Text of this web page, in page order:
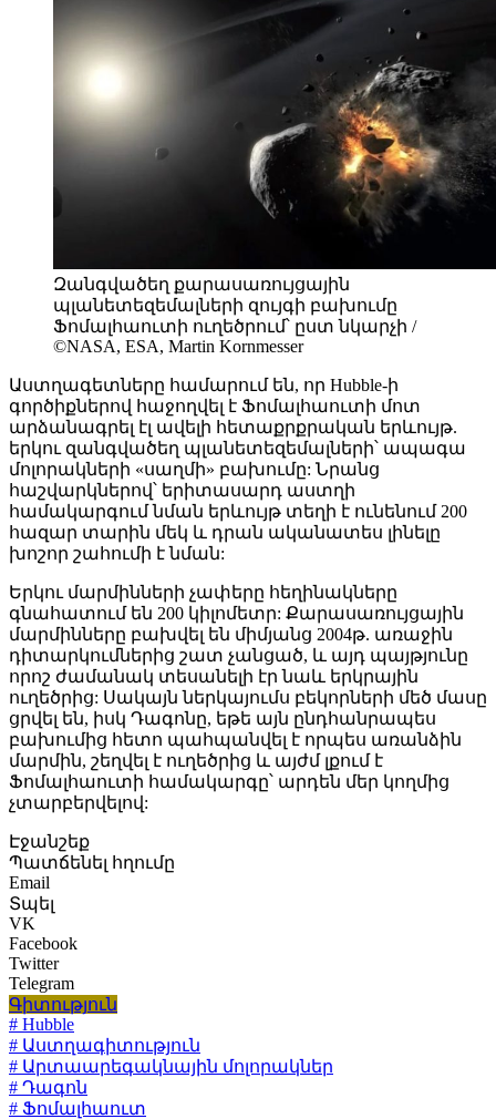
Զանգվածեղ քարասառույցային
պլանետեզեմալների զույգի բախումը
Ֆոմալհաուտի ուղեծրում՝ ըստ նկարչի /
©NASA, ESA, Martin Kornmesser
Աստղագետները համարում են, որ Hubble-ի
գործիքներով հաջողվել է Ֆոմալհաուտի մոտ
արձանագրել էլ ավելի հետաքրքրական երևույթ.
երկու զանգվածեղ պլանետեզեմալների՝ ապագա
մոլորակների «սաղմի» բախումը: Նրանց
հաշվարկներով՝ երիտասարդ աստղի
համակարգում նման երևույթ տեղի է ունենում 200
հազար տարին մեկ և դրան ականատես լինելը
խոշոր շահումի է նման:
Երկու մարմինների չափերը հեղինակները
գնահատում են 200 կիլոմետր: Քարասառույցային
մարմինները բախվել են միմյանց 2004թ. առաջին
դիտարկումներից շատ չանցած, և այդ պայթյունը
որոշ ժամանակ տեսանելի էր նաև երկրային
ուղեծրից: Սակայն ներկայումս բեկորների մեծ մասը
ցրվել են, իսկ Դագոնը, եթե այն ընդհանրապես
բախումից հետո պահպանվել է որպես առանձին
մարմին, շեղվել է ուղեծրից և այժմ լքում է
Ֆոմալհաուտի համակարգը՝ արդեն մեր կողմից
չտարբերվելով:
Էջանշեք
Պատճենել հղումը
Email
Տպել
VK
Facebook
Twitter
Telegram
Գիտություն
# Hubble
# Աստղագիտություն
# Արտաարեգակնային մոլորակներ
# Դագոն
# Ֆոմալհաուտ